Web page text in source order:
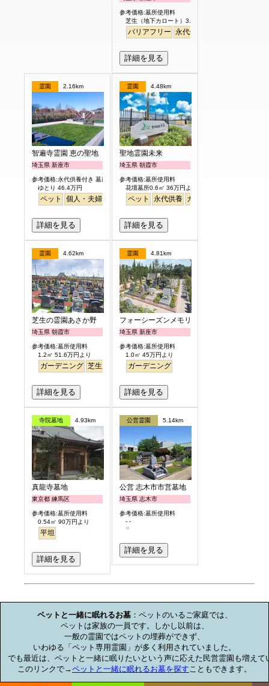
参考価格:墓所使用料
芝生（地下カロート）3.0㎡ 122.8万円より
バリアフリー 永代供養
詳細を見る
霊園 2.16km
智遍寺霊園 恵の聖地
埼玉県 新座市
参考価格:永代供養付き 墓所使用料
ゆとり 46.4万円
ペット 個人・夫婦 永代供養 樹木葬 ガーデニング
詳細を見る
霊園 4.48km
聖地霊園未来
埼玉県 朝霞市
参考価格:墓所使用料
花壇墓所0.6㎡ 36万円より
ペット 永代供養 ガーデニング
詳細を見る
霊園 4.62km
芝生の霊園あさか野
埼玉県 朝霞市
参考価格:墓所使用料
1.2㎡ 51.6万円より
ガーデニング 芝生 バリアフリー
詳細を見る
霊園 4.81km
フォーシーズンメモリアル新座
埼玉県 新座市
参考価格:墓所使用料
1.0㎡ 45万円より
ガーデニング
詳細を見る
寺院墓地 4.93km
真龍寺墓地
東京都 練馬区
参考価格:墓所使用料
0.54㎡ 90万円より
平坦
詳細を見る
公営霊園 5.14km
公営 志木市市営墓地
埼玉県 志木市
参考価格:墓所使用料
- -
詳細を見る
ペットと一緒に眠れるお墓：ペットのいるご家庭では、
ペットは家族の一員です。しかし以前は、
一般の霊園ではペットの埋葬ができず、
いわゆる「ペット専用霊園」が多く利用されていました。
でも最近は、ペットと一緒に眠りたいという声に応えた民営霊園も増えて
このリンクで→ペットと一緒に眠れるお墓を探す こともできます。